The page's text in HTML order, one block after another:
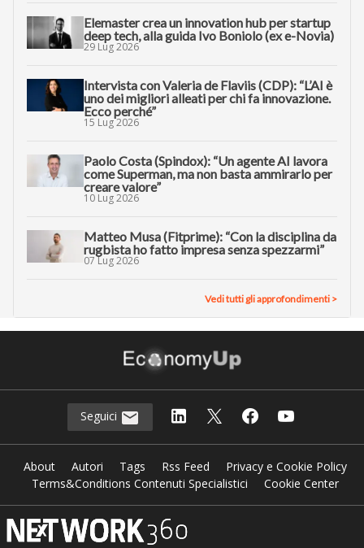
Elemaster crea un innovation hub per startup
deep tech, alla guida Ivo Boniolo (ex e-Novia)
29 Lug 2026
Intervista con Valeria de Flaviis (CDP): “L’AI è
uno dei migliori alleati per chi fa innovazione.
Ecco perché”
15 Lug 2026
Paolo Costa (Spindox): “Un agente AI lavora
come Superman, ma non basta ammirarlo per
creare valore”
10 Lug 2026
Matteo Musa (Fitprime): “Con la disciplina da
rugbista ho fatto impresa senza spezzarmi”
07 Lug 2026
Vedi tutti gli approfondimenti >
Seguici
About Autori Tags Rss Feed
Privacy e Cookie Policy
Terms&Conditions Contenuti Specialistici
Cookie Center